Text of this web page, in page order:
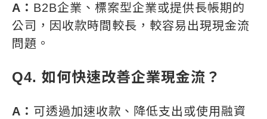
A： B2B企業、標案型企業或提供長帳期的
公司，因收款時間較長，較容易出現現金流
問題。
Q4. 如何快速改善企業現金流？
A： 可透過加速收款、降低支出或使用融資